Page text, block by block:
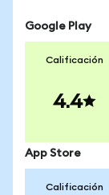
Google Play
Calificación
4.4
App Store
Calificación